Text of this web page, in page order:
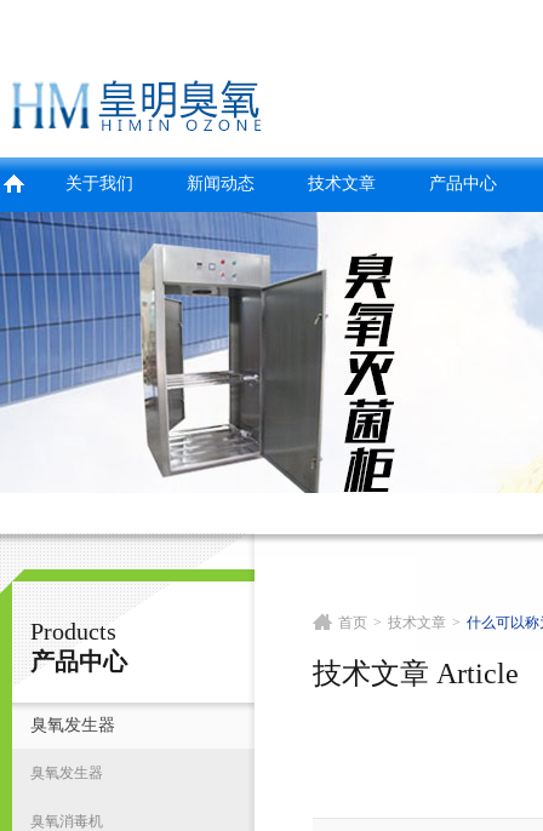
南京皇明臭氧机电设备厂
关于我们 新闻动态 技术文章 产品中心
Products
产品中心
臭氧发生器
臭氧发生器
臭氧消毒机
首页 > 技术文章 > 什么可以
技术文章 Article